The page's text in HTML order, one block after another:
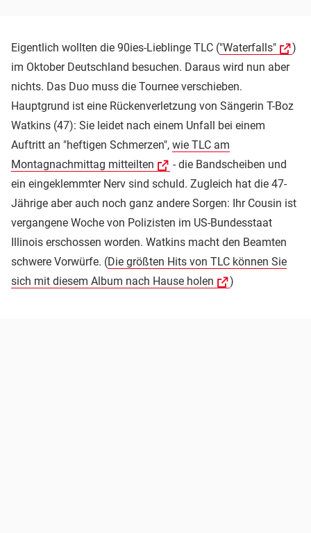
Eigentlich wollten die 90ies-Lieblinge TLC ("Waterfalls"
)
im Oktober Deutschland besuchen. Daraus wird nun aber
nichts. Das Duo muss die Tournee verschieben.
Hauptgrund ist eine Rückenverletzung von Sängerin T-Boz
Watkins (47): Sie leidet nach einem Unfall bei einem
Auftritt an "heftigen Schmerzen", wie TLC am
Montagnachmittag mitteilten
- die Bandscheiben und
ein eingeklemmter Nerv sind schuld. Zugleich hat die 47-
Jährige aber auch noch ganz andere Sorgen: Ihr Cousin ist
vergangene Woche von Polizisten im US-Bundesstaat
Illinois erschossen worden. Watkins macht den Beamten
schwere Vorwürfe. (Die größten Hits von TLC können Sie
sich mit diesem Album nach Hause holen
)